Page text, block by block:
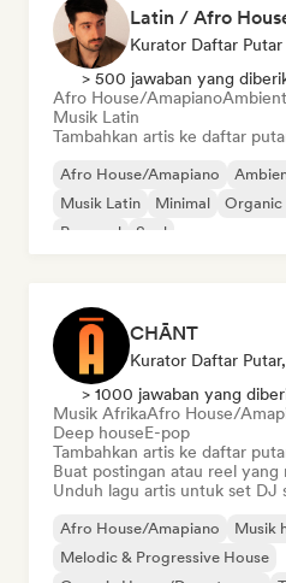
Latin / Afro
Kurator Daftar Putar
> 500 jawaban yang
Afro House/AmapianoAmbient
Musik Latin
Tambahkan artis ke daftar
Afro House/Amapiano
Musik Latin
Minimal
Pop soul
Soul
CHĀNT
> 1000 jawaban yang
Musik AfrikaAfro House/
Deep houseE-pop
Tambahkan artis ke daftar
Buat postingan atau reel
Unduh lagu artis untuk set DJ
Afro House/Amapiano
Musik
Melodic & Progressive House